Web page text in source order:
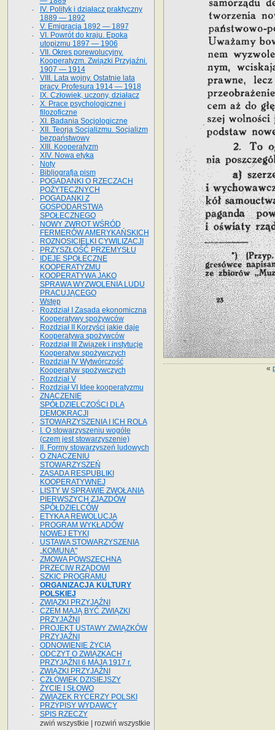
«
IV. Polityk i działacz praktyczny
1889 — 1892
V. Emigracja 1892 — 1897
VI. Powrót do kraju. Epoka
utopizmu 1897 — 1906
VII. Okres porewolucyjny.
Kooperatyzm. Związki Przyjaźni.
1907 — 1914
VIII. Lata wojny. Ostatnie lata
pracy. Profesura 1914 — 1918
IX. Człowiek, uczony, działacz
X. Prace psychologiczne i
filozoficzne
XI. Badania Socjologiczne
XII. Teorja Socjalizmu. Socjalizm
bezpaństwowy
XIII. Kooperatyzm
XIV. Nowa etyka
Noty
Bibljografja pism
POGADANKI O RZECZACH
POŻYTECZNYCH
POGADANKI Z
GOSPODARSTWA
SPOŁECZNEGO
NOWY ZWROT WŚRÓD
FERMERÓW AMERYKAŃSKICH
ROZNOSICIELKI CYWILIZACJI
PRZYSZŁOŚĆ PRZEMYSŁU
IDEJE SPOŁECZNE
KOOPERATYZMU
KOOPERATYWA JAKO
SPRAWA WYZWOLENIA LUDU
PRACUJĄCEGO
Wstęp
Rozdział I Zasada ekonomiczna
Kooperatywy spożywców
Rozdział II Korzyści jakie daje
Kooperatywa spożywców
Rozdział III Związek i instytucje
Kooperatyw spożywczych
Rozdział IV Wytwórczość
Kooperatyw spożywczych
Rozdział V
Rozdział VI Idee kooperatyzmu
ZNACZENIE
SPÓŁDZIELCZOŚCI DLA
DEMOKRACJI
STOWARZYSZENIA I ICH ROLA
I. O stowarzyszeniu wogóle
(czem jest stowarzyszenie)
II. Formy stowarzyszeń ludowych
O ZNACZENIU
STOWARZYSZEŃ
ZASADA RESPUBLIKI
KOOPERATYWNEJ
LISTY W SPRAWIE ZWOŁANIA
PIERWSZYCH ZJAZDÓW
SPÓŁDZIELCÓW
ETYKA A REWOLUCJA
PROGRAM WYKŁADÓW
NOWEJ ETYKI
USTAWA STOWARZYSZENIA
„KOMUNA"
ZMOWA POWSZECHNA
PRZECIW RZĄDOWI
SZKIC PROGRAMU
ORGANIZACJA KULTURY
POLSKIEJ
ZWIĄZKI PRZYJAŹNI
CZEM MAJĄ BYĆ ZWIĄZKI
PRZYJAŹNI
PROJEKT USTAWY ZWIĄZKÓW
PRZYJAŹNI
ODNOWIENIE ŻYCIA
ODCZYT O ZWIĄZKACH
PRZYJAŹNI 6 MAJA 1917 r.
ZWIĄZKI PRZYJAŹNI
CZŁOWIEK DZISIEJSZY
ŻYCIE I SŁOWO
ZWIĄZEK RYCERZY POLSKI
PRZYPISY WYDAWCY
SPIS RZECZY
zwiń wszystkie
rozwiń wszystkie